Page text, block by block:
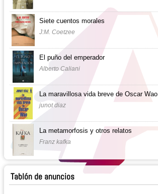
Siete cuentos morales
J:M. Coetzee
El puño del emperador
Alberto Caliani
La maravillosa vida breve de Oscar Wao
junot diaz
La metamorfosis y otros relatos
Franz kafka
Tablón de anuncios